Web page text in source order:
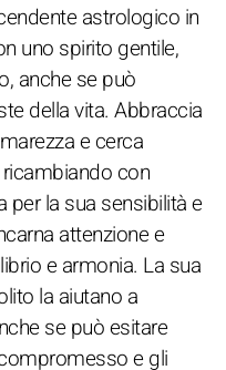
astrologico in
uno spirito gentile,
anche se può
della vita. Abbraccia
e cerca
con
la sua sensibilità e
attenzione e
e armonia. La sua
la aiutano a
se può esitare
e gli